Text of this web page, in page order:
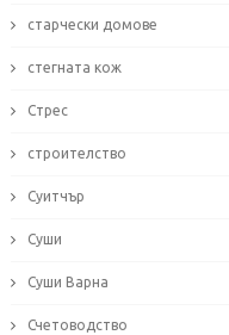
старчески домове
стегната кож
Стрес
строителство
Суитчър
Суши
Суши Варна
Счетоводство